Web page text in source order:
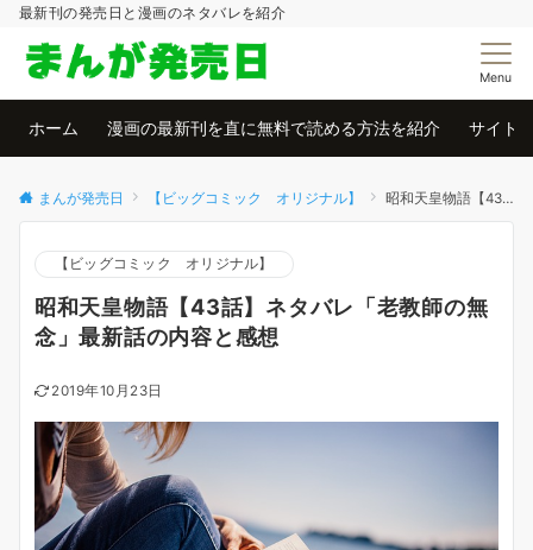
最新刊の発売日と漫画のネタバレを紹介
Menu
ホーム 漫画の最新刊を直に無料で読める方法を紹介 サイト
まんが発売日 【ビッグコミック オリジナル】 昭和天皇物語【43話】ネタバレ「老教師の無念」最新話の内容と感想
【ビッグコミック オリジナル】
昭和天皇物語【43話】ネタバレ「老教師の無
念」最新話の内容と感想
2019年10月23日